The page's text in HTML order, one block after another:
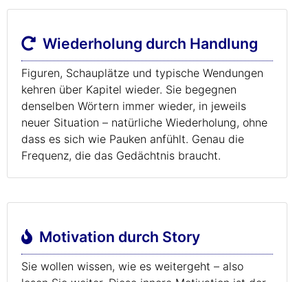
Wiederholung durch Handlung
Figuren, Schauplätze und typische Wendungen
kehren über Kapitel wieder. Sie begegnen
denselben Wörtern immer wieder, in jeweils
neuer Situation – natürliche Wiederholung, ohne
dass es sich wie Pauken anfühlt. Genau die
Frequenz, die das Gedächtnis braucht.
Motivation durch Story
Sie wollen wissen, wie es weitergeht – also